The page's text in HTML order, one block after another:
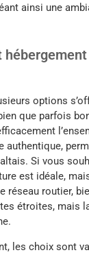
ainsi une
options
que parfois
authentique,
Si vous
est idéale,
réseau routier,
étroites, mais
les choix sont